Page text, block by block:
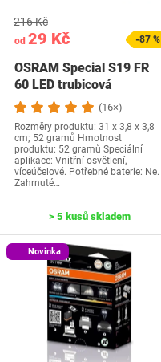
od 29 Kč
216 Kč
-87 %
OSRAM Special S19 FR
60 LED trubicová
žárovka, lineární,…
(16×)
Rozměry produktu: 31 x 3,8 x 3,8
cm; 52 gramů Hmotnost
produktu: 52 gramů Speciální
aplikace: Vnitřní osvětlení,
víceúčelové. Potřebné baterie: Ne.
Zahrnuté…
> 5 kusů skladem
Novinka